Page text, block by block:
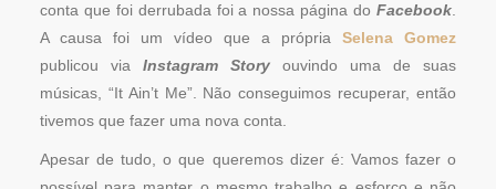
conta que foi derrubada foi a nossa página do Facebook
A causa foi um vídeo que a própria Selena Gomez
publicou via Instagram Story ouvindo uma de suas
músicas, “It Ain’t Me”. Não conseguimos recuperar, então
tivemos que fazer uma nova conta.
Apesar de tudo, o que queremos dizer é: Vamos fazer o